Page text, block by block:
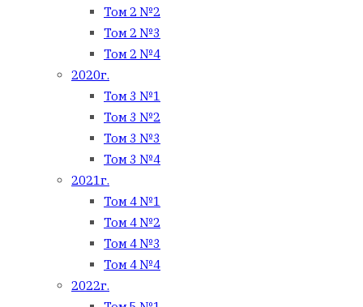
Том 2 №2
Том 2 №3
Том 2 №4
2020г.
Том 3 №1
Том 3 №2
Том 3 №3
Том 3 №4
2021г.
Том 4 №1
Том 4 №2
Том 4 №3
Том 4 №4
2022г.